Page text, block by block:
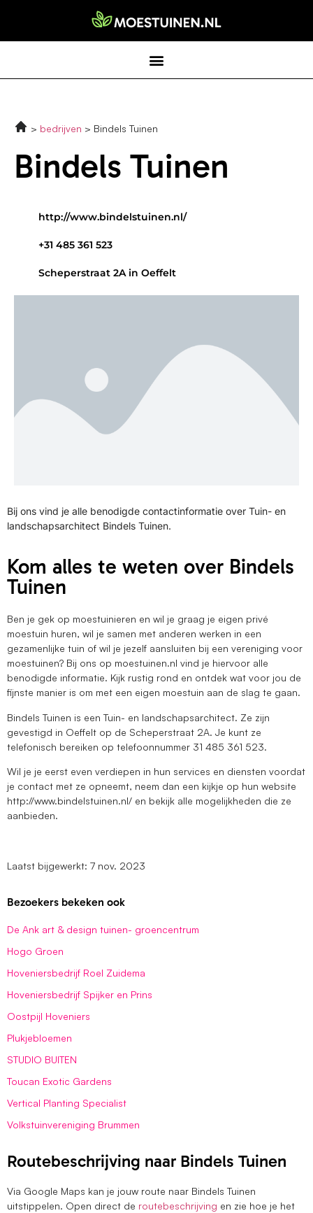
bedrijven Bindels Tuinen
Bindels Tuinen
http://www.bindelstuinen.nl/
+31 485 361 523
Scheperstraat 2A in Oeffelt
Bij ons vind je alle benodigde contactinformatie over Tuin- en
landschapsarchitect Bindels Tuinen.
Kom alles te weten over Bindels
Tuinen
Ben je gek op moestuinieren en wil je graag je eigen privé
moestuin huren, wil je samen met anderen werken in een
gezamenlijke tuin of wil je jezelf aansluiten bij een vereniging voor
moestuinen? Bij ons op moestuinen.nl vind je hiervoor alle
benodigde informatie. Kijk rustig rond en ontdek wat voor jou de
fijnste manier is om met een eigen moestuin aan de slag te gaan.
Bindels Tuinen is een Tuin- en landschapsarchitect. Ze zijn
gevestigd in Oeffelt op de Scheperstraat 2A. Je kunt ze
telefonisch bereiken op telefoonnummer 31 485 361 523.
Wil je je eerst even verdiepen in hun services en diensten voordat
je contact met ze opneemt, neem dan een kijkje op hun website
http://www.bindelstuinen.nl/ en bekijk alle mogelijkheden die ze
aanbieden.
Laatst bijgewerkt: 7 nov. 2023
Bezoekers bekeken ook
De Ank art & design tuinen- groencentrum
Hogo Groen
Hoveniersbedrijf Roel Zuidema
Hoveniersbedrijf Spijker en Prins
Oostpijl Hoveniers
Plukjebloemen
STUDIO BUITEN
Toucan Exotic Gardens
Vertical Planting Specialist
Volkstuinvereniging Brummen
Routebeschrijving naar Bindels Tuinen
Via Google Maps kan je jouw route naar Bindels Tuinen
uitstippelen. Open direct de routebeschrijving en zie hoe je het